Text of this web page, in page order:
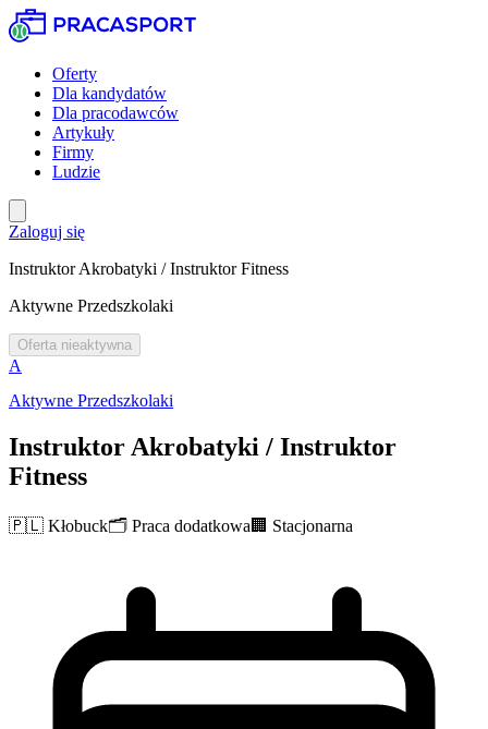
Oferty
Dla kandydatów
Dla pracodawców
Artykuły
Firmy
Ludzie
Zaloguj się
Instruktor Akrobatyki / Instruktor Fitness
Aktywne Przedszkolaki
Oferta nieaktywna
A
Aktywne Przedszkolaki
Instruktor Akrobatyki / Instruktor
Fitness
🇵🇱 Kłobuck🗂️ Praca dodatkowa 🏢 Stacjonarna